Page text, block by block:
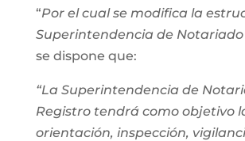
“Por el cual se modifica la
Superintendencia de Notariado
se dispone que:
“La Superintendencia de
Registro tendrá como objetivo
orientación, inspección,